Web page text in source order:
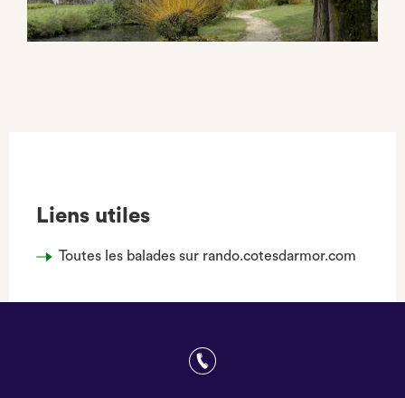
Liens utiles
Toutes les balades sur rando.cotesdarmor.com